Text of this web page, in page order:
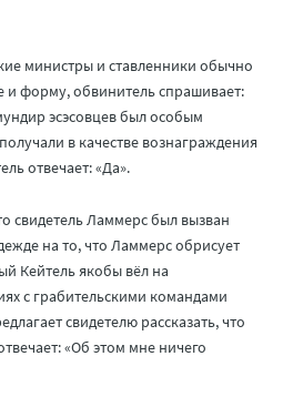
министры и ставленники обычно
и форму, обвинитель спрашивает:
эсэсовцев был особым
в качестве вознаграждения
отвечает: «Да».
свидетель Ламмерс был вызван
на то, что Ламмерс обрисует
Кейтель якобы вёл на
с грабительскими командами
свидетелю рассказать, что
«Об этом мне ничего